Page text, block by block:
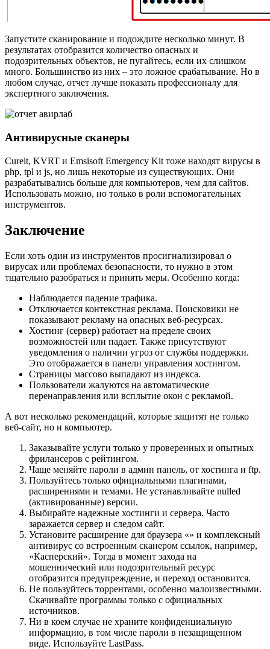
Запустите сканирование и подождите несколько минут. В
результатах отобразится количество опасных и
подозрительных объектов, не пугайтесь, если их слишком
много. Большинство из них – это ложное срабатывание. Но в
любом случае, отчет лучше показать профессионалу для
экспертного заключения.
Антивирусные сканеры
Cureit, KVRT и Emsisoft Emergency Kit тоже находят вирусы в
php, tpl и js, но лишь некоторые из существующих. Они
разрабатывались больше для компьютеров, чем для сайтов.
Использовать можно, но только в роли вспомогательных
инструментов.
Заключение
Если хоть один из инструментов просигнализировал о
вирусах или проблемах безопасности, то нужно в этом
тщательно разобраться и принять меры. Особенно когда:
Наблюдается падение трафика.
Отключается контекстная реклама. Поисковики не
показывают рекламу на опасных веб-ресурсах.
Хостинг (сервер) работает на пределе своих
возможностей или падает. Также присутствуют
уведомления о наличии угроз от службы поддержки.
Это отображается в панели управления хостингом.
Страницы массово выпадают из индекса.
Пользователи жалуются на автоматические
перенаправления или всплытие окон с рекламой.
А вот несколько рекомендаций, которые защитят не только
веб-сайт, но и компьютер.
Заказывайте услуги только у проверенных и опытных
фрилансеров с рейтингом.
Чаще меняйте пароли в админ панель, от хостинга и ftp.
Пользуйтесь только официальными плагинами,
расширениями и темами. Не устанавливайте nulled
(активированные) версии.
Выбирайте надежные хостинги и сервера. Часто
заражается сервер и следом сайт.
Установите расширение для браузера «» и комплексный
антивирус со встроенным сканером ссылок, например,
«Касперский». Тогда в момент захода на
мошеннический или подозрительный ресурс
отобразится предупреждение, и переход остановится.
Не пользуйтесь торрентами, особенно малоизвестными.
Скачивайте программы только с официальных
источников.
Ни в коем случае не храните конфиденциальную
информацию, в том числе пароли в незащищенном
виде. Используйте LastPass.